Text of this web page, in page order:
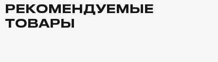
РЕКОМЕНДУЕМЫЕ
ТОВАРЫ